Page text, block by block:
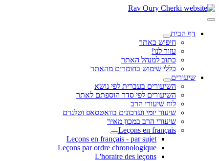
דף הבית
חיפוש באתר
עזור לנו!
כתוב למנהל האתר
כללי שימוש בחומרים מהאתר
שיעורים
השיעורים בעברית לפי נושא
השיעורים לפי סדר הוספתם לאתר
לוח שיעורי הרב
שיעור יומי ועדכונים בוואטסאפ וטלגרם
שיעורי הרב במכון מאיר
Leçons en français
Leçons en français - par sujet
Leçons par ordre chronologique
L'horaire des leçons